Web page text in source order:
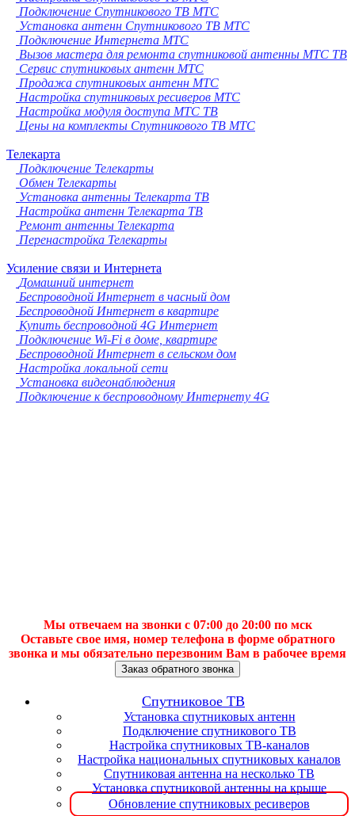
Подключение Спутникового ТВ МТС
Установка антенн Спутникового ТВ МТС
Подключение Интернета МТС
Вызов мастера для ремонта спутниковой антенны МТС ТВ
Сервис спутниковых антенн МТС
Продажа спутниковых антенн МТС
Настройка спутниковых ресиверов МТС
Настройка модуля доступа МТС ТВ
Цены на комплекты Спутникового ТВ МТС
Телекарта
Подключение Телекарты
Обмен Телекарты
Установка антенны Телекарта ТВ
Настройка антенн Телекарта ТВ
Ремонт антенны Телекарта
Перенастройка Телекарты
Усиление связи и Интернета
Домашний интернет
Беспроводной Интернет в часный дом
Беспроводной Интернет в квартире
Купить беспроводной 4G Интернет
Подключение Wi-Fi в доме, квартире
Беспроводной Интернет в сельском дом
Настройка локальной сети
Установка видеонаблюдения
Подключение к беспроводному Интернету 4G
Мы отвечаем на звонки с 07:00 до 20:00 по мск
Оставьте свое имя, номер телефона в форме обратного
звонка и мы обязательно перезвоним Вам в рабочее время
Заказ обратного звонка
Спутниковое ТВ
Установка спутниковых антенн
Подключение спутникового ТВ
Настройка спутниковых ТВ-каналов
Настройка национальных спутниковых каналов
Спутниковая антенна на несколько ТВ
Установка спутниковой антенны на крыше
Обновление спутниковых ресиверов